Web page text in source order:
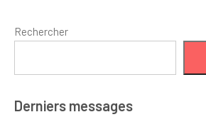
Rechercher
Derniers messages